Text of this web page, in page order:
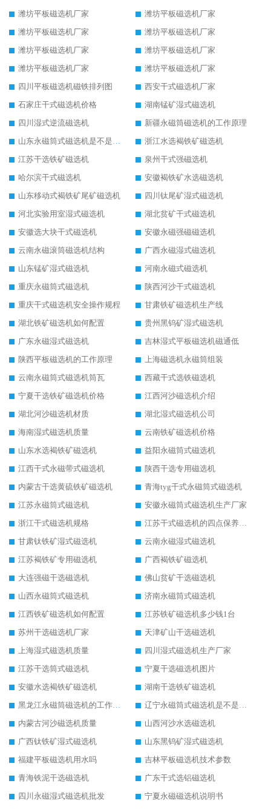
潍坊平板磁选机厂家
潍坊平板磁选机厂家
潍坊平板磁选机厂家
潍坊平板磁选机厂家
潍坊平板磁选机厂家
潍坊平板磁选机厂家
潍坊平板磁选机厂家
潍坊平板磁选机厂家
四川平板磁选机磁铁排列图
西安干式磁选机厂家
石家庄干式磁选机价格
湖南锰矿湿式磁选机
四川湿式逆流磁选机
新疆永磁筒磁选机的工作原理
山东永磁筒式磁选机是不是强磁
浙江水选褐铁矿磁选机
江苏干选铁矿磁选机
泉州干式强磁选机
哈尔滨干式磁选机
安徽褐铁矿水选磁选机
山东移动式褐铁矿尾矿磁选机
四川钛尾矿湿式磁选机
河北实验用室湿式磁选机
湖北贫矿干式磁选机
安徽选大块干式磁选机
安徽永磁强磁磁选机
云南永磁滚筒磁选机结构
广西永磁湿式磁选机
山东锰矿湿式磁选机
河南永磁式磁选机
重庆永磁筒式磁选机
陕西河沙干式磁选机
重庆干式磁选机安全操作规程
甘肃铁矿磁选机生产线
湖北铁矿磁选机如何配置
贵州黑钨矿湿式磁选机
广东永磁湿式磁选机
吉林湿式平板磁选机磁通低
陕西平板磁选机的工作原理
上海磁选机永磁筒组装
云南永磁筒式磁选机筒瓦
西藏干式选铁磁选机
宁夏干选铁矿磁选机价格
江西河沙磁选机介绍
湖北河沙磁选机材质
湖北湿式磁选机公司
海南湿式磁选机质量
云南铁矿磁选机价格
山东水选褐铁矿磁选机
益阳永磁筒式磁选机
江西干式永磁带式磁选机
陕西干选专用磁选机
内蒙古干选黄硫铁矿磁选机
青海tyg干式永磁筒式磁选机
江苏永磁筒式磁选机
安徽永磁筒式磁选机生产厂家
浙江干式磁选机规格
江苏干式磁选机的四点保养秘籍
甘肃钛铁矿湿式磁选机
云南永磁湿式磁选机
江苏褐铁矿专用磁选机
广西褐铁矿磁选机
大连强磁干选磁选机
佛山贫矿干选磁选机
山西永磁筒式磁选机
济南永磁筒式磁选机
江西铁矿磁选机如何配置
江苏铁矿磁选机多少钱1台
苏州干选磁选机厂家
天津矿山干选磁选机
上海湿式磁选机质量
四川湿式磁选机生产厂家
江苏干选筒式磁选机
宁夏干选磁选机图片
安徽水选褐铁矿磁选机
湖南干选铁矿磁选机
黑龙江永磁筒磁选机的工作原理
辽宁永磁筒式磁选机是不是强磁
内蒙古河沙磁选机质量
山西河沙水选磁选机
广西钛铁矿湿式磁选机
山东黑钨矿湿式磁选机
福建平板磁选机用水吗
吉林平板磁选机技术参数
青海铁泥干选磁选机
广东干式选铝磁选机
四川永磁湿式磁选机批发
宁夏永磁磁选机说明书